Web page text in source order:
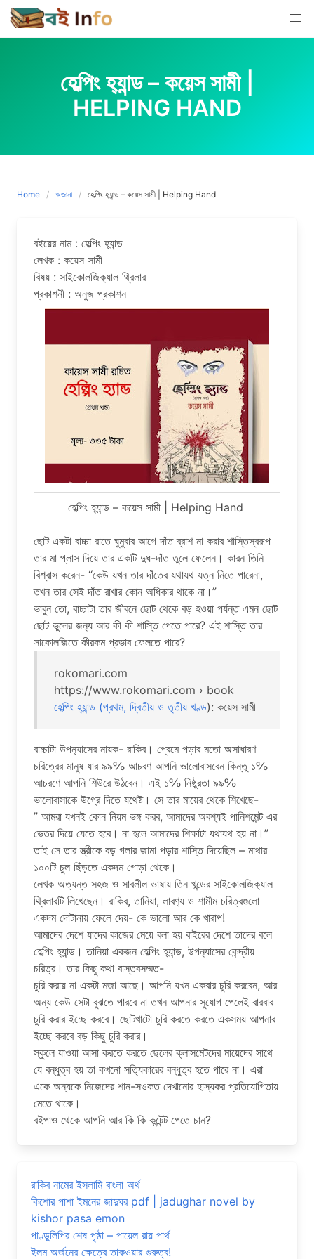
Skip
to
content
হেল্পিং হ‍্যান্ড – কয়েস সামী |
HELPING HAND
Home অজানা হেল্পিং হ‍্যান্ড – কয়েস সামী | Helping Hand
বইয়ের নাম : হেল্পিং হ‍্যান্ড
লেখক : কয়েস সামী
বিষয় : সাইকোলজিক‍্যাল থ্রিলার
প্রকাশনী : অনুজ প্রকাশন
হেল্পিং হ‍্যান্ড – কয়েস সামী | Helping Hand
ছোট একটা বাচ্চা রাতে ঘুমুবার আগে দাঁত ব্রাশ না করার শাস্তিস্বরূপ
তার মা প্লাস দিয়ে তার একটি দুধ-দাঁত তুলে ফেলেন। কারন তিনি
বিশ্বাস করেন- “কেউ যখন তার দাঁতের যথাযথ যত্ন নিতে পারেনা,
তখন তার সেই দাঁত রাখার কোন অধিকার থাকে না।”
ভাবুন তো, বাচ্চাটা তার জীবনে ছোট থেকে বড় হওয়া পর্যন্ত এমন ছোট
ছোট ভুলের জন‍্য আর কী কী শাস্তি পেতে পারে? এই শাস্তি তার
সাকোলজিতে কীরকম প্রভাব ফেলতে পারে?
rokomari.com
https://www.rokomari.com › book
হেল্পিং হ্যান্ড (প্রথম, দ্বিতীয় ও তৃতীয় খণ্ড): কয়েস সামী
বাচ্চাটা উপন‍্যাসের নায়ক- রাকিব। প্রেমে পড়ার মতো অসাধারণ
চরিত্রের মানুষ যার ৯৯℅ আচরণ আপনি ভালোবাসবেন কিন্তু ১℅
আচরণে আপনি শিউরে উঠবেন। এই ১℅ নিষ্ঠুরতা ৯৯℅
ভালোবাসাকে উগ্রে দিতে যথেষ্ট। সে তার মায়ের থেকে শিখেছে-
” আমরা যখনই কোন নিয়ম ভঙ্গ করব, আমাদের অবশ্যই পানিশমেন্ট এর
ভেতর দিয়ে যেতে হবে। না হলে আমাদের শিক্ষাটা যথাযথ হয় না।”
তাই সে তার স্ত্রীকে বড় গলার জামা পড়ার শাস্তি দিয়েছিল – মাথার
১০০টি চুল ছিঁড়তে একদম গোড়া থেকে।
লেখক অত্যন্ত সহজ ও সাবলীল ভাষায় তিন খন্ডের সাইকোলজিক‍্যাল
থ্রিলারটি লিখেছেন। রাকিব, তানিয়া, লাবণ‍্য ও শামীম চরিত্রগুলো
একদম দোটানায় ফেলে দেয়- কে ভালো আর কে খারাপ!
আমাদের দেশে যাদের কাজের মেয়ে বলা হয় বাইরের দেশে তাদের বলে
হেল্পিং হ‍্যান্ড। তানিয়া একজন হেল্পিং হ‍্যান্ড, উপন‍্যাসের কেন্দ্রীয়
চরিত্র। তার কিছু কথা বাস্তবসম্মত-
চুরি করায় না একটা মজা আছে। আপনি যখন একবার চুরি করবেন, আর
অন্য কেউ সেটা বুঝতে পারবে না তখন আপনার সুযোগ পেলেই বারবার
চুরি করার ইচ্ছে করবে। ছোটখাটো চুরি করতে করতে একসময় আপনার
ইচ্ছে করবে বড় কিছু চুরি করার।
স্কুলে যাওয়া আসা করতে করতে ছেলের ক্লাসমেটদের মায়েদের সাথে
যে বন্ধুত্ব হয় তা কখনো সত্যিকারের বন্ধুত্ব হতে পারে না। এরা
একে অন্যকে নিজেদের শান-সওকত দেখানোর হাস্যকর প্রতিযোগিতায়
মেতে থাকে।
বইপাও থেকে আপনি আর কি কি কন্টেন্ট পেতে চান?
রাকিব নামের ইসলামি বাংলা অর্থ
কিশোর পাশা ইমনের জাদুঘর pdf | jadughar novel by
kishor pasa emon
পাণ্ডুলিপির শেষ পৃষ্ঠা – পায়েল রায় পার্থ
ইলম অর্জনের ক্ষেত্রে তাকওয়ার গুরুত্ব!